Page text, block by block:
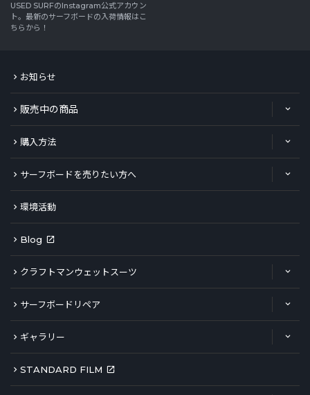
USED SURFのInstagram公式アカウン
ト。最新のサーフボードの入荷情報はこ
ちらから！
お知らせ
販売中の商品
購入方法
サーフボードを売りたい方へ
環境活動
Blog
クラフトマンウェットスーツ
サーフボードリペア
ギャラリー
STANDARD FILM